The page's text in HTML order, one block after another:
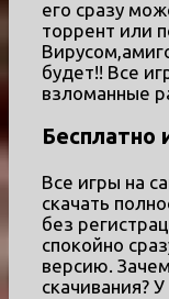
его сразу
торрент или
будет!! Все
взломанные
Бесплатно
Все игры на
скачать
без
спокойно
версию.
скачивания?